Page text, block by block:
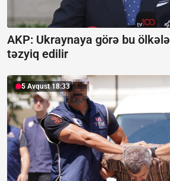
AKP: Ukraynaya görə bu
təzyiq edilir
5 Avqust 18:33